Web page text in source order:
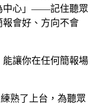
中心」——記住聽眾
會好、方向不會
讓你在任何簡報場
熟了上台，為聽眾